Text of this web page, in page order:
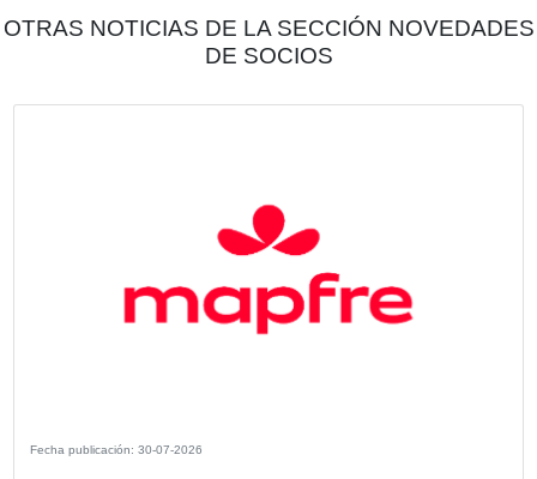
grupo asegurador líder en Latinoamérica y se
puesto entre las mayores de Europa en No Vida por
primas. MAPFRE cuenta con 31.000 empleados y, en
Compartir
OTRAS NOTICIAS DE LA SECCIÓN